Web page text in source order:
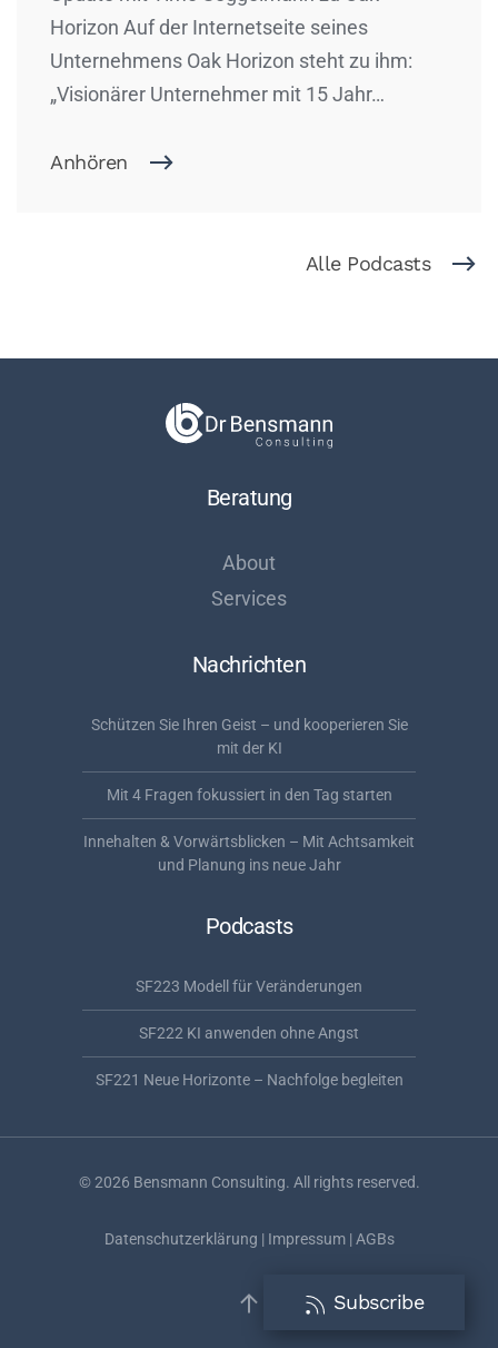
Subscribe
Horizon Auf der Internetseite seines
Unternehmens Oak Horizon steht zu ihm:
„Visionärer Unternehmer mit 15 Jahr…
Anhören
Alle Podcasts
Beratung
About
Services
Nachrichten
Schützen Sie Ihren Geist – und kooperieren Sie
mit der KI
Mit 4 Fragen fokussiert in den Tag starten
Innehalten & Vorwärtsblicken – Mit Achtsamkeit
und Planung ins neue Jahr
Podcasts
SF223 Modell für Veränderungen
SF222 KI anwenden ohne Angst
SF221 Neue Horizonte – Nachfolge begleiten
©2026 Bensmann Consulting. All rights reserved.
Datenschutzerklärung | Impressum| AGBs